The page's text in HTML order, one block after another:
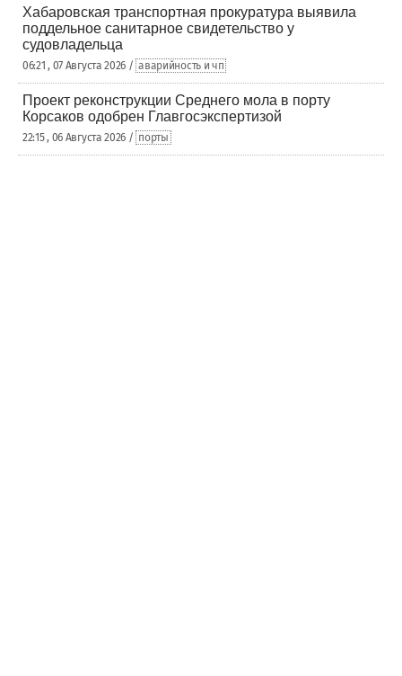
Хабаровская транспортная прокуратура выявила
поддельное санитарное свидетельство у
судовладельца
06:21 , 07 Августа 2026 / аварийность и чп
Проект реконструкции Среднего мола в порту
Корсаков одобрен Главгосэкспертизой
22:15 , 06 Августа 2026 / порты